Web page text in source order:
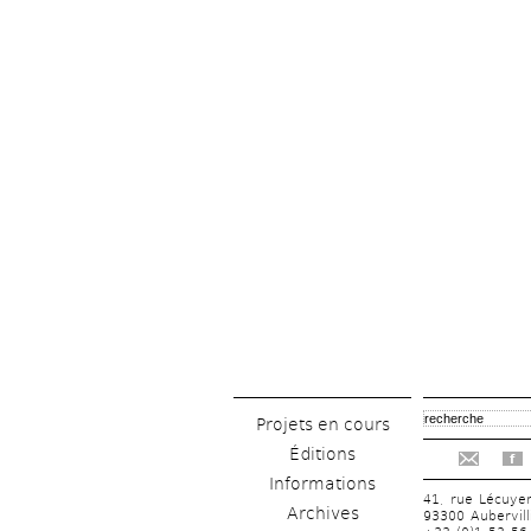
Projets en cours
Éditions
Informations
Archives
f
41, rue Lécuyer
93300